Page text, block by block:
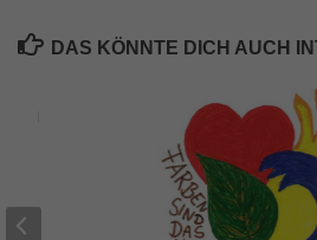
DAS KÖNNTE DICH AUCH